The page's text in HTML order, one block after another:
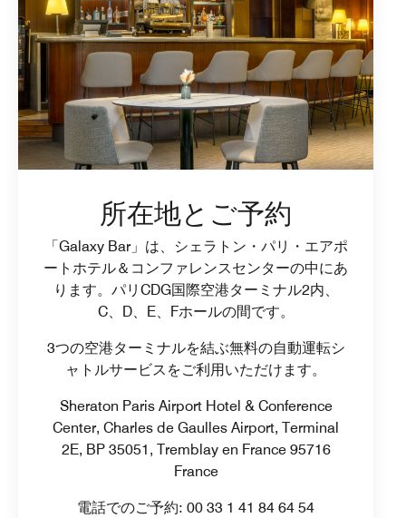
所在地とご予約
「Galaxy Bar」は、シェラトン・パリ・エアポ
ートホテル＆コンファレンスセンターの中にあ
ります。パリCDG国際空港ターミナル2内、
C、D、E、Fホールの間です。
3つの空港ターミナルを結ぶ無料の自動運転シ
ャトルサービスをご利用いただけます。
Sheraton Paris Airport Hotel & Conference
Center, Charles de Gaulles Airport, Terminal
2E, BP 35051, Tremblay en France 95716
France
電話でのご予約: 00 33 1 41 84 64 54